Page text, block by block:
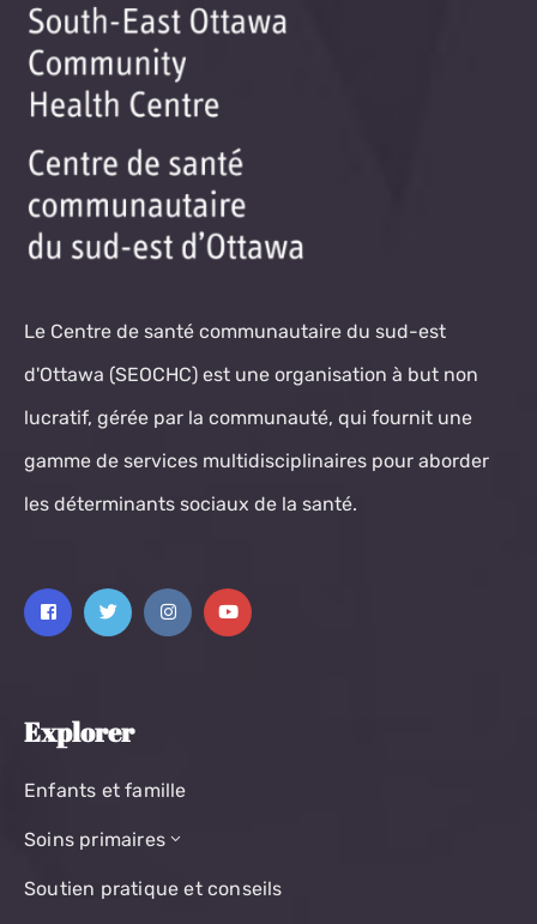
Le Centre de santé communautaire du sud-est
d'Ottawa (SEOCHC) est une organisation à but non
lucratif, gérée par la communauté, qui fournit une
gamme de services multidisciplinaires pour aborder
les déterminants sociaux de la santé.
Explorer
Enfants et famille
Soins primaires
Soutien pratique et conseils